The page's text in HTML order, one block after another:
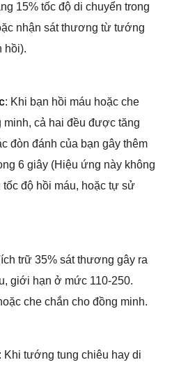
15% tốc độ di chuyển trong
nhận sát thương từ tướng
hồi).
: Khi bạn hồi máu hoặc che
cả hai đều được tăng
đòn đánh của bạn gây thêm
6 giây (Hiệu ứng này không
tốc độ hồi máu, hoặc tự sử
trữ 35% sát thương gây ra
giới hạn ở mức 110-250.
che chắn cho đồng minh.
: Khi tướng tung chiêu hay di